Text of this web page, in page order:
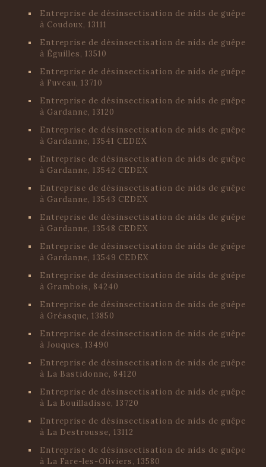
Entreprise de désinsectisation de nids de guêpe
à Coudoux, 13111
Entreprise de désinsectisation de nids de guêpe
à Éguilles, 13510
Entreprise de désinsectisation de nids de guêpe
à Fuveau, 13710
Entreprise de désinsectisation de nids de guêpe
à Gardanne, 13120
Entreprise de désinsectisation de nids de guêpe
à Gardanne, 13541 CEDEX
Entreprise de désinsectisation de nids de guêpe
à Gardanne, 13542 CEDEX
Entreprise de désinsectisation de nids de guêpe
à Gardanne, 13543 CEDEX
Entreprise de désinsectisation de nids de guêpe
à Gardanne, 13548 CEDEX
Entreprise de désinsectisation de nids de guêpe
à Gardanne, 13549 CEDEX
Entreprise de désinsectisation de nids de guêpe
à Grambois, 84240
Entreprise de désinsectisation de nids de guêpe
à Gréasque, 13850
Entreprise de désinsectisation de nids de guêpe
à Jouques, 13490
Entreprise de désinsectisation de nids de guêpe
à La Bastidonne, 84120
Entreprise de désinsectisation de nids de guêpe
à La Bouilladisse, 13720
Entreprise de désinsectisation de nids de guêpe
à La Destrousse, 13112
Entreprise de désinsectisation de nids de guêpe
à La Fare-les-Oliviers, 13580